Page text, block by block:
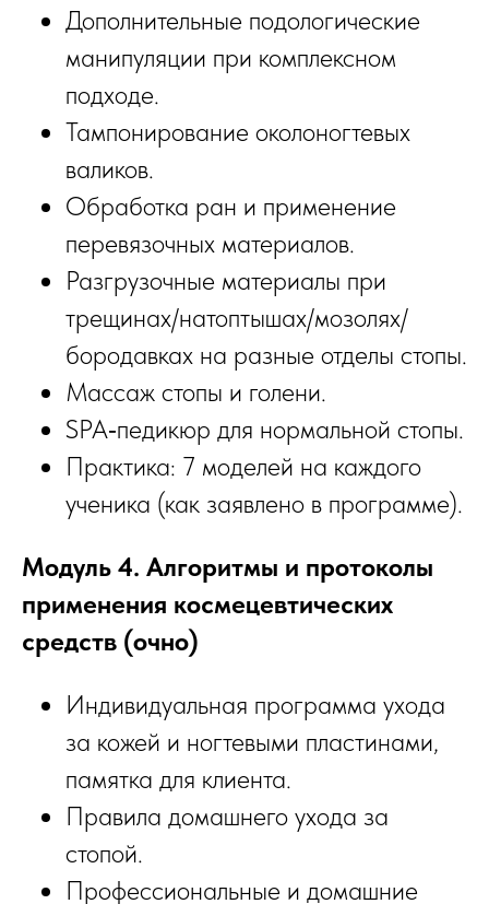
Дополнительные подологические
манипуляции при комплексном
подходе.
Тампонирование околоногтевых
валиков.
Обработка ран и применение
перевязочных материалов.
Разгрузочные материалы при
трещинах/натоптышах/мозолях/
бородавках на разные отделы стопы.
Массаж стопы и голени.
SPA‑педикюр для нормальной стопы.
Практика: 7 моделей на каждого
ученика (как заявлено в программе).
Модуль 4. Алгоритмы и протоколы
применения космецевтических
средств (очно)
Индивидуальная программа ухода
за кожей и ногтевыми пластинами,
памятка для клиента.
Правила домашнего ухода за
стопой.
Профессиональные и домашние